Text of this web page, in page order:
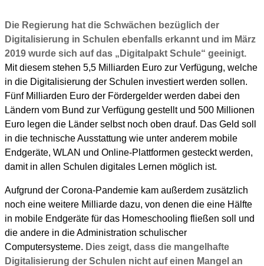
Die Regierung hat die Schwächen bezüglich der
Digitalisierung in Schulen ebenfalls erkannt und im März
2019 wurde sich auf das „Digitalpakt Schule“ geeinigt.
Mit diesem stehen 5,5 Milliarden Euro zur Verfügung, welche
in die Digitalisierung der Schulen investiert werden sollen.
Fünf Milliarden Euro der Fördergelder werden dabei den
Ländern vom Bund zur Verfügung gestellt und 500 Millionen
Euro legen die Länder selbst noch oben drauf. Das Geld soll
in die technische Ausstattung wie unter anderem mobile
Endgeräte, WLAN und Online-Plattformen gesteckt werden,
damit in allen Schulen digitales Lernen möglich ist.
Aufgrund der Corona-Pandemie kam außerdem zusätzlich
noch eine weitere Milliarde dazu, von denen die eine Hälfte
in mobile Endgeräte für das Homeschooling fließen soll und
die andere in die Administration schulischer
Computersysteme. Dies zeigt, dass die mangelhafte
Digitalisierung der Schulen nicht auf einen Mangel an